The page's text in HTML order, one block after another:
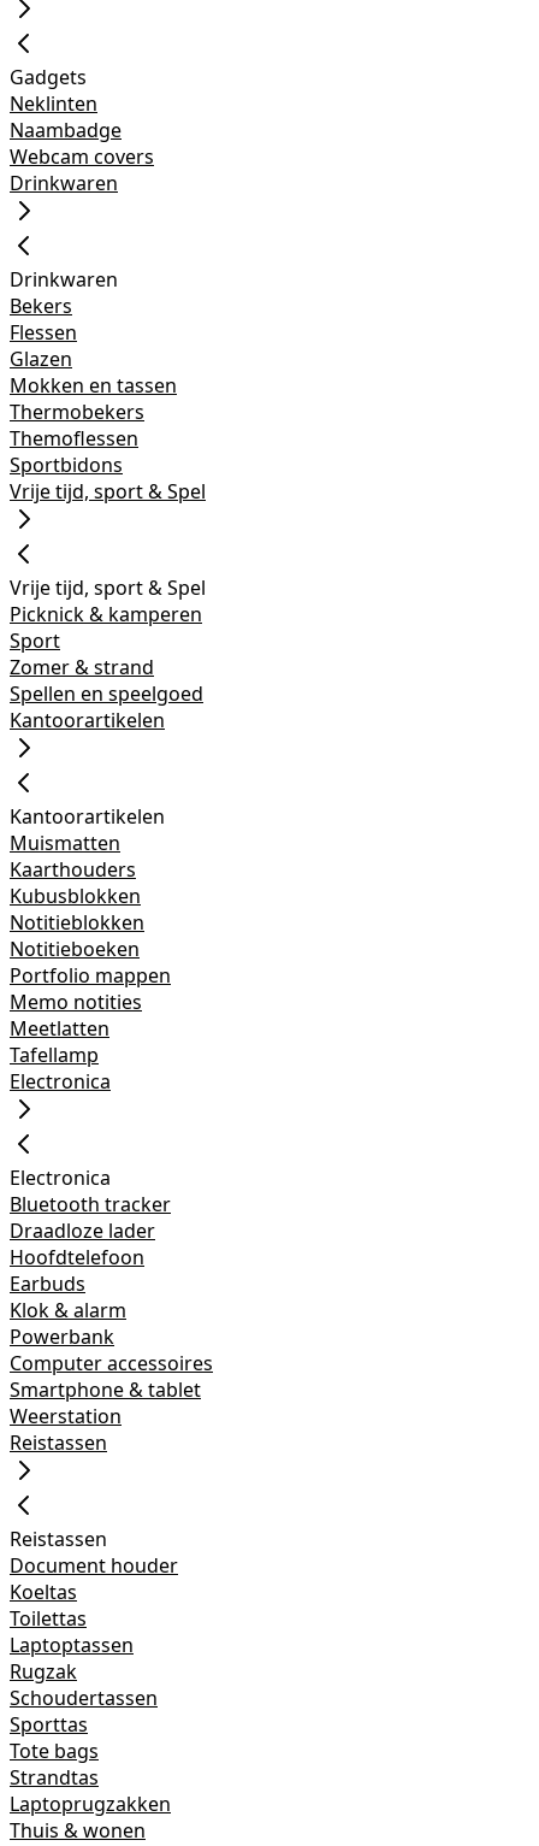
Gadgets
Neklinten
Naambadge
Webcam covers
Drinkwaren
Drinkwaren
Bekers
Flessen
Glazen
Mokken en tassen
Thermobekers
Themoflessen
Sportbidons
Vrije tijd, sport & Spel
Vrije tijd, sport & Spel
Picknick & kamperen
Sport
Zomer & strand
Spellen en speelgoed
Kantoorartikelen
Kantoorartikelen
Muismatten
Kaarthouders
Kubusblokken
Notitieblokken
Notitieboeken
Portfolio mappen
Memo notities
Meetlatten
Tafellamp
Electronica
Electronica
Bluetooth tracker
Draadloze lader
Hoofdtelefoon
Earbuds
Klok & alarm
Powerbank
Computer accessoires
Smartphone & tablet
Weerstation
Reistassen
Reistassen
Document houder
Koeltas
Toilettas
Laptoptassen
Rugzak
Schoudertassen
Sporttas
Tote bags
Strandtas
Laptoprugzakken
Thuis & wonen